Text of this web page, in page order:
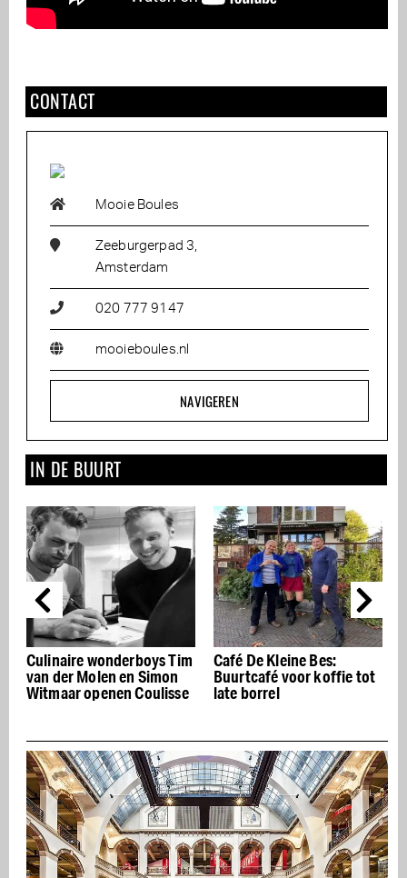
CONTACT
Mooie Boules
Zeeburgerpad 3,
Amsterdam
020 777 9147
mooieboules.nl
NAVIGEREN
IN DE BUURT
Café De Kleine Bes:
Buurtcafé voor koffie tot
late borrel
Kleurrijke en smaakvolle
brunch gerechten bij
Wicked Waffles